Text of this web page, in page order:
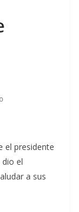
el presidente
el
a sus